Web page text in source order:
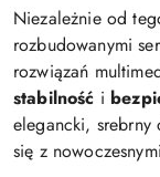
Niezależnie od
rozbudowanymi
rozwiązań
stabilność i
elegancki, srebrny
się z